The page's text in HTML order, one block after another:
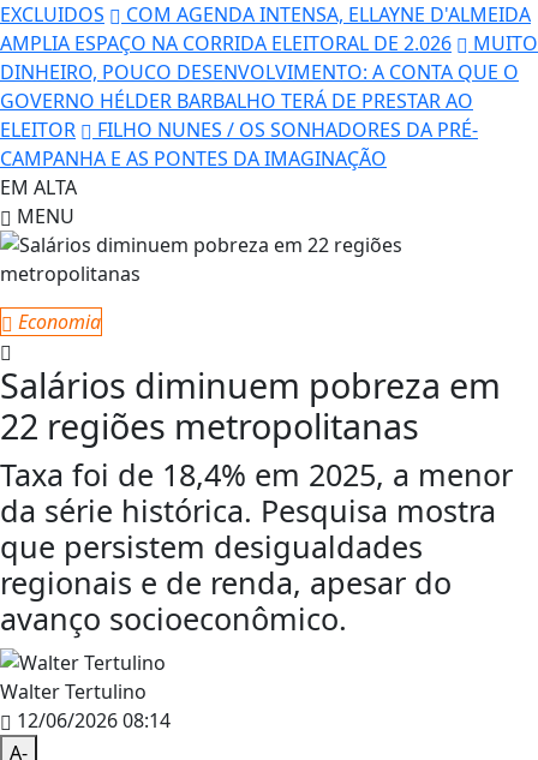
EXCLUIDOS
COM AGENDA INTENSA, ELLAYNE D'ALMEIDA
AMPLIA ESPAÇO NA CORRIDA ELEITORAL DE 2.026
MUITO
DINHEIRO, POUCO DESENVOLVIMENTO: A CONTA QUE O
GOVERNO HÉLDER BARBALHO TERÁ DE PRESTAR AO
ELEITOR
FILHO NUNES / OS SONHADORES DA PRÉ-
CAMPANHA E AS PONTES DA IMAGINAÇÃO
EM ALTA
MENU
Economia
Salários diminuem pobreza em
22 regiões metropolitanas
Taxa foi de 18,4% em 2025, a menor
da série histórica. Pesquisa mostra
que persistem desigualdades
regionais e de renda, apesar do
avanço socioeconômico.
Walter Tertulino
12/06/2026 08:14
A-